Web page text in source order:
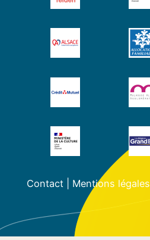
Contact| Mentions légales